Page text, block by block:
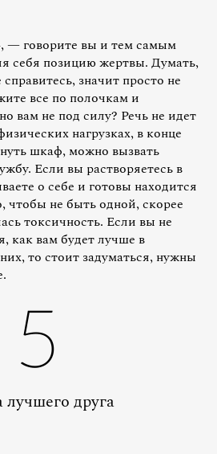
— говорите вы и тем самым
себя позицию жертвы. Думать,
значит просто не
все по полочкам и
вам не под силу? Речь не идет
нагрузках, в конце
шкаф, можно вызвать
Если вы растворяетесь в
о себе и готовы находится
чтобы не быть одной, скорее
токсичность. Если вы не
как вам будет лучше в
то стоит задуматься, нужны
5
друга